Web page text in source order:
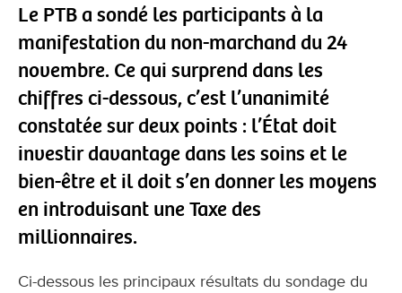
Le PTB a sondé les participants à la
manifestation du non-marchand du 24
novembre. Ce qui surprend dans les
chiffres ci-dessous, c’est l’unanimité
constatée sur deux points : l’État doit
investir davantage dans les soins et le
bien-être et il doit s’en donner les moyens
en introduisant une Taxe des
millionnaires.
Ci-dessous les principaux résultats du sondage du